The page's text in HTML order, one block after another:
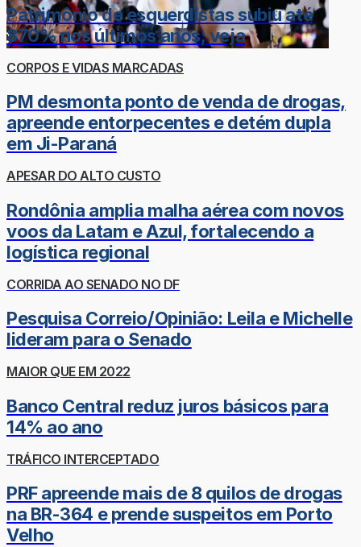
Patrimônio de esquerdistas subiu até
870% nos últimos anos; veja
CORPOS E VIDAS MARCADAS
PM desmonta ponto de venda de drogas,
apreende entorpecentes e detém dupla
em Ji-Paraná
APESAR DO ALTO CUSTO
Rondônia amplia malha aérea com novos
voos da Latam e Azul, fortalecendo a
logística regional
CORRIDA AO SENADO NO DF
Pesquisa Correio/Opinião: Leila e Michelle
lideram para o Senado
MAIOR QUE EM 2022
Banco Central reduz juros básicos para
14% ao ano
TRÁFICO INTERCEPTADO
PRF apreende mais de 8 quilos de drogas
na BR-364 e prende suspeitos em Porto
Velho